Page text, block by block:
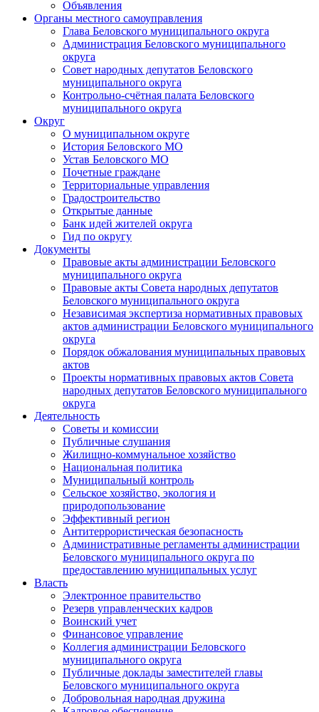
Объявления
Органы местного самоуправления
Глава Беловского муниципального округа
Администрация Беловского муниципального
округа
Совет народных депутатов Беловского
муниципального округа
Контрольно-счётная палата Беловского
муниципального округа
Округ
О муниципальном округе
История Беловского МО
Устав Беловского МО
Почетные граждане
Территориальные управления
Градостроительство
Открытые данные
Банк идей жителей округа
Гид по округу
Документы
Правовые акты администрации Беловского
муниципального округа
Правовые акты Совета народных депутатов
Беловского муниципального округа
Независимая экспертиза нормативных правовых
актов администрации Беловского муниципального
округа
Порядок обжалования муниципальных правовых
актов
Проекты нормативных правовых актов Совета
народных депутатов Беловского муниципального
округа
Деятельность
Советы и комиссии
Публичные слушания
Жилищно-коммунальное хозяйство
Национальная политика
Муниципальный контроль
Сельское хозяйство, экология и
природопользование
Эффективный регион
Антитеррористическая безопасность
Административные регламенты администрации
Беловского муниципального округа по
предоставлению муниципальных услуг
Власть
Электронное правительство
Резерв управленческих кадров
Воинский учет
Финансовое управление
Коллегия администрации Беловского
муниципального округа
Публичные доклады заместителей главы
Беловского муниципального округа
Добровольная народная дружина